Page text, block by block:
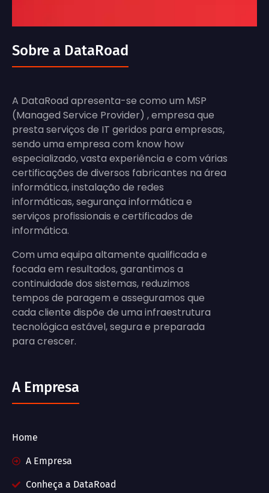
Sobre a DataRoad
A DataRoad apresenta-se como um MSP
(Managed Service Provider) , empresa que
presta serviços de IT geridos para empresas,
sendo uma empresa com know how
especializado, vasta experiência e com várias
certificações de diversos fabricantes na área
informática, instalação de redes
informáticas, segurança informática e
serviços profissionais e certificados de
informática.
Com uma equipa altamente qualificada e
focada em resultados, garantimos a
continuidade dos sistemas, reduzimos
tempos de paragem e asseguramos que
cada cliente dispõe de uma infraestrutura
tecnológica estável, segura e preparada
para crescer.
A Empresa
Home
A Empresa
Conheça a DataRoad